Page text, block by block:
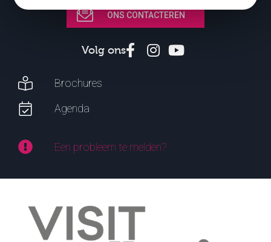
ONS CONTACTEREN
Volg ons
Brochures
Agenda
Een probleem te melden?